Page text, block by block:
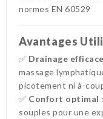
normes EN 60529
Avantages
✅ Drainage
massage
picotement ni à-
✅ Confort optimal
souples pour une